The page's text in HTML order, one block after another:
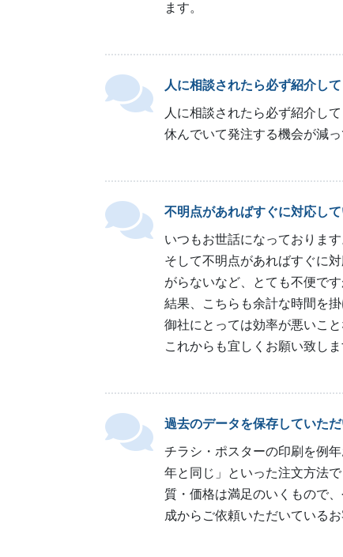
ます。
人に相談されたら必ず紹介し
人に相談されたら必ず紹介し
休んでいて発注する機会が減
不明点があればすぐに対応し
いつもお世話になっておりま
そして不明点があればすぐに
がらないなど、とても不便で
結果、こちらも余計な時間を
御社にとっては効率が悪いこ
これからも宜しくお願い致しま
過去のデータを保存していた
チラシ・ポスターの印刷を例
年と同じ」といった注文方法
質・価格は満足のいくもので
成からご依頼いただいているお